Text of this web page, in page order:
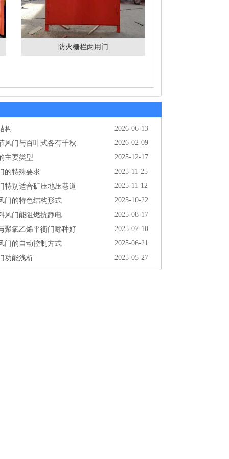
防火栅栏两用门
2026-06-13
构
2026-02-09
风门与百叶式各有千秋
2025-12-17
主要类型
2025-11-25
的特殊要求
2025-11-12
特别适合矿压地压巷道
2025-10-22
门的特色结构形式
2025-08-17
风门能阻燃抗静电
2025-07-10
聚氯乙烯平衡门哪种好
2025-06-21
门的自动控制方式
2025-05-27
功能浅析